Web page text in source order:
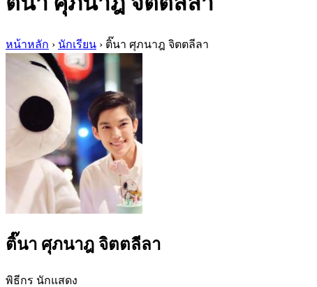
หน้าหลัก › นักเรียน › ติ๊นา ศุภนาฎ จิตตลีลา
ติ๊นา ศุภนาฎ จิตตลีลา
พิธีกร นักแสดง